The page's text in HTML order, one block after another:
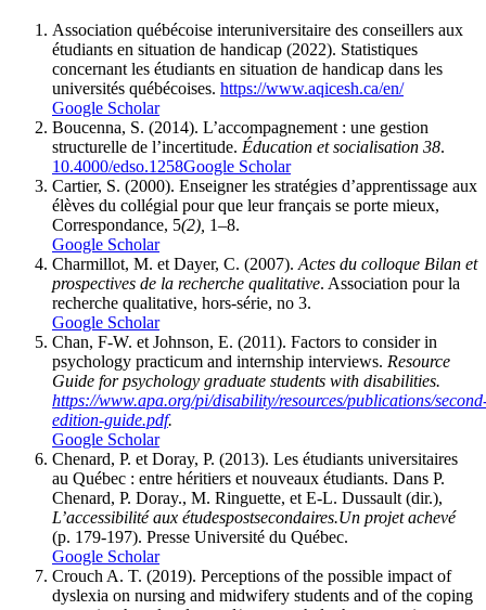
Association québécoise interuniversitaire des conseillers aux
étudiants en situation de handicap (2022). Statistiques
concernant les étudiants en situation de handicap dans les
universités québécoises. https://www.aqicesh.ca/en/
Google Scholar
Boucenna, S. (2014). L’accompagnement : une gestion
structurelle de l’incertitude. Éducation et socialisation 38.
10.4000/edso.1258Google Scholar
Cartier, S. (2000). Enseigner les stratégies d’apprentissage aux
élèves du collégial pour que leur français se porte mieux,
Correspondance, 5(2), 1–8.
Google Scholar
Charmillot, M. et Dayer, C. (2007). Actes du colloque Bilan et
prospectives de la recherche qualitative. Association pour la
recherche qualitative, hors-série, no 3.
Google Scholar
Chan, F-W. et Johnson, E. (2011). Factors to consider in
psychology practicum and internship interviews. Resource
Guide for psychology graduate students with disabilities.
https://www.apa.org/pi/disability/resources/publications/
edition-guide.pdf.
Google Scholar
Chenard, P. et Doray, P. (2013). Les étudiants universitaires
au Québec : entre héritiers et nouveaux étudiants. Dans P.
Chenard, P. Doray., M. Ringuette, et E-L. Dussault (dir.),
L’accessibilité aux étudespostsecondaires.Un projet achevé
(p. 179-197). Presse Université du Québec.
Google Scholar
Crouch A. T. (2019). Perceptions of the possible impact of
dyslexia on nursing and midwifery students and of the coping